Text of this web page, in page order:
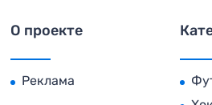
О проекте
Реклама